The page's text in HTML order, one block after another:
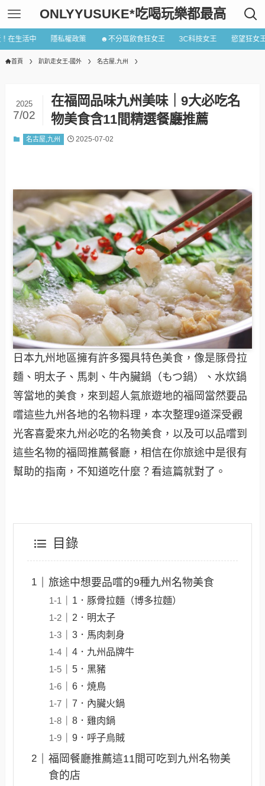
ONLYYUSUKE*吃喝玩樂都最高
在生活中 隱私權政策 ☻不分區飲食狂女王 3C科技女王 慾望狂女
首頁 趴趴走女王-國外 名古屋,九州
在福岡品味九州美味｜9大必吃名
物美食含11間精選餐廳推薦
2025
7/02
名古屋,九州 2025-07-02
日本九州地區擁有許多獨具特色美食，像是豚骨拉
麵、明太子、馬刺、牛內臟鍋（もつ鍋）、水炊鍋
等當地的美食，來到超人氣旅遊地的福岡當然要品
嚐這些九州各地的名物料理，本次整理9道深受觀
光客喜愛來九州必吃的名物美食，以及可以品嚐到
這些名物的福岡推薦餐廳，相信在你旅途中是很有
幫助的指南，不知道吃什麼？看這篇就對了。
目錄
旅途中想要品嚐的9種九州名物美食
1．豚骨拉麵（博多拉麵）
2．明太子
3．馬肉刺身
4．九州品牌牛
5．黑豬
6．焼鳥
7．內臟火鍋
8．雞肉鍋
9．呼子烏賊
福岡餐廳推薦這11間可吃到九州名物美
食的店